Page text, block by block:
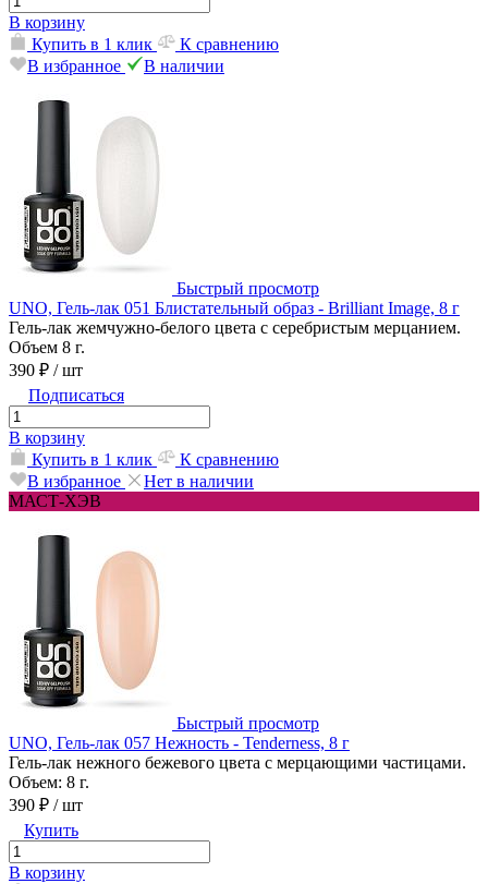
В корзину
Купить в 1 клик
К сравнению
В избранное
В наличии
Быстрый просмотр
UNO, Гель-лак 051 Блистательный образ - Brilliant Image, 8 г
Гель-лак жемчужно-белого цвета с серебристым мерцанием.
Объем 8 г.
390 ₽ / шт
Подписаться
В корзину
Купить в 1 клик
К сравнению
В избранное
Нет в наличии
МАСТ-ХЭВ
Быстрый просмотр
UNO, Гель-лак 057 Нежность - Tenderness, 8 г
Гель-лак нежного бежевого цвета с мерцающими частицами.
Объем: 8 г.
390 ₽ / шт
Купить
В корзину